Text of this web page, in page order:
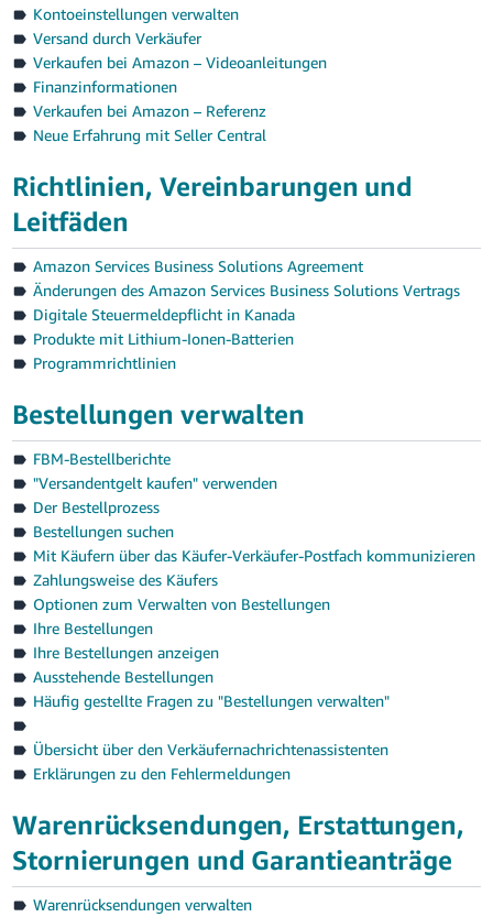
Deutsch
- ES
Français
- FR
Italiano
- IT
한
국
어
-
KR
日
語
-
JP
English
- JP
Anmelden
Registrieren
Kontoeinstellungen verwalten
Versand durch Verkäufer
Verkaufen bei Amazon – Videoanleitungen
Finanzinformationen
Verkaufen bei Amazon – Referenz
Neue Erfahrung mit Seller Central
Richtlinien, Vereinbarungen und
Leitfäden
Amazon Services Business Solutions Agreement
Änderungen des Amazon Services Business Solutions Vertrags
Digitale Steuermeldepflicht in Kanada
Produkte mit Lithium-Ionen-Batterien
Programmrichtlinien
Bestellungen verwalten
FBM-Bestellberichte
"Versandentgelt kaufen" verwenden
Der Bestellprozess
Bestellungen suchen
Mit Käufern über das Käufer-Verkäufer-Postfach kommunizieren
Zahlungsweise des Käufers
Optionen zum Verwalten von Bestellungen
Ihre Bestellungen
Ihre Bestellungen anzeigen
Ausstehende Bestellungen
Häufig gestellte Fragen zu "Bestellungen verwalten"
Übersicht über den Verkäufernachrichtenassistenten
Erklärungen zu den Fehlermeldungen
Warenrücksendungen, Erstattungen,
Stornierungen und Garantieanträge
Warenrücksendungen verwalten